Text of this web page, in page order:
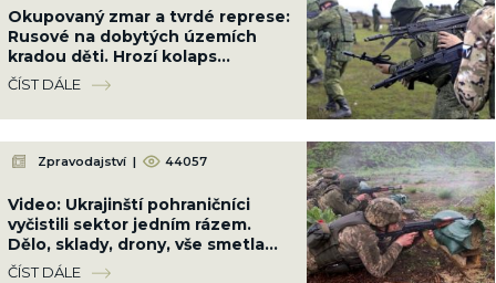
Okupovaný zmar a tvrdé represe:
Rusové na dobytých územích
kradou děti. Hrozí kolaps
dodávek elektřiny i vody
ČÍST DÁLE
Zpravodajství | 44057
Video: Ukrajinští pohraničníci
vyčistili sektor jedním rázem.
Dělo, sklady, drony, vše smetla
brigáda Ocelová Hranice
ČÍST DÁLE